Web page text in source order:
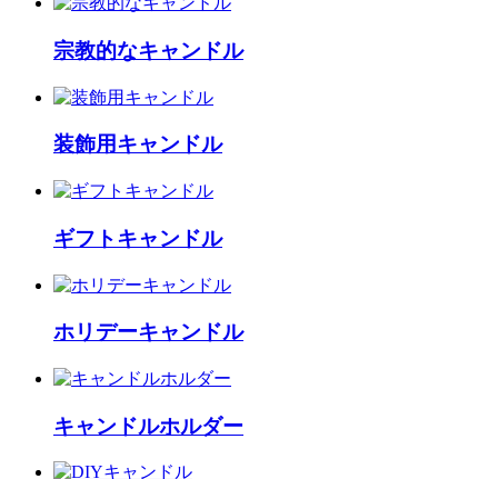
宗教的なキャンドル
装飾用キャンドル
ギフトキャンドル
ホリデーキャンドル
キャンドルホルダー